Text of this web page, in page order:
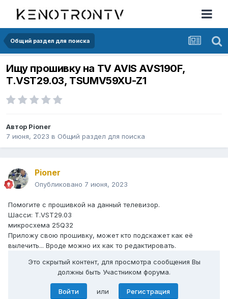
Общий раздел для поиска
Ищу прошивку на TV AVIS AVS190F,
T.VST29.03, TSUMV59XU-Z1
Автор Pioner
7 июня, 2023 в Общий раздел для поиска
Pioner
Опубликовано 7 июня, 2023
Помогите с прошивкой на данный телевизор.
Шасси: T.VST29.03
микросхема 25Q32
Приложу свою прошивку, может кто подскажет как её
вылечить... Вроде можно их как то редактировать.
Это скрытый контент, для просмотра сообщения Вы
должны быть Участником форума.
Войти или Регистрация